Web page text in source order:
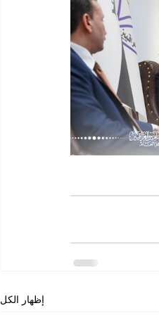
إظهار الكل